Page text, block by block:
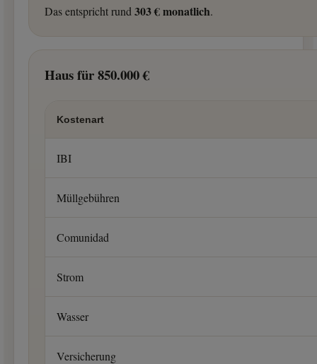
Das entspricht rund 303 € monatlich.
Haus für 850.000 €
Kostenart
IBI
Müllgebühren
Comunidad
Strom
Wasser
Versicherung